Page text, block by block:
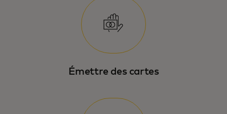
Émettre des cartes